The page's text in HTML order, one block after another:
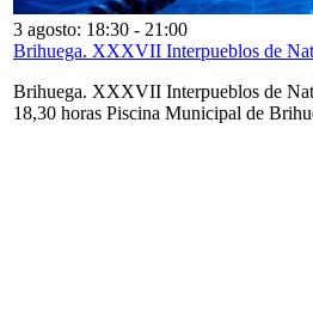
3 agosto: 18:30 - 21:00
Brihuega. XXXVII Interpueblos de
Brihuega. XXXVII Interpueblos de
18,30 horas Piscina Municipal de